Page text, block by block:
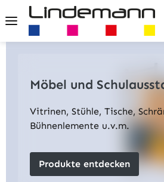
Zum Hauptinhalt springen
Möbel und
Vitrinen, Stühle, Tische,
Bühnenlemente u.v.m.
Produkte entdecken